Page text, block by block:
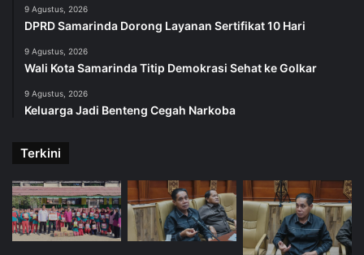
9 Agustus, 2026
DPRD Samarinda Dorong Layanan Sertifikat 10 Hari
9 Agustus, 2026
Wali Kota Samarinda Titip Demokrasi Sehat ke Golkar
9 Agustus, 2026
Keluarga Jadi Benteng Cegah Narkoba
Terkini